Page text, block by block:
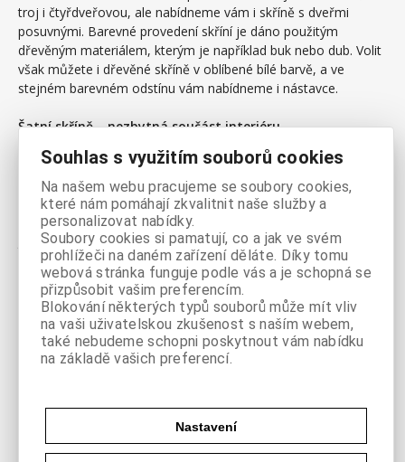
troj i čtyřdveřovou, ale nabídneme vám i skříně s dveřmi
posuvnými. Barevné provedení skříní je dáno použitým
dřevěným materiálem, kterým je například buk nebo dub. Volit
však můžete i dřevěné skříně v oblíbené bílé barvě, a ve
stejném barevném odstínu vám nabídneme i nástavce.
Šatní skříně – nezbytná součást interiéru
S řešením úložného prostoru v ložnici úzce souvisí pořízení
kvalitní skříně, do níž lze uložit spoustu věcí, včetně oblečení. V
naší internetové prodejně najdete i dřevěné skříně vhodné do
předsíně nebo dětského pokoje. Máme pro vás připraveny
šatní skříně různých konstrukcí, barev a dekorů. Volba záleží
jen na vás! Pořídit si můžete například prostornou třídveřovou
skříň (barevné provedení buk), která je vybavena šatní tyčí,
dvěma variabilními policemi a má dvě zásuvky. Na tuto skříň je
možné objednat také nástavec.
Stylové skříně do moderních i klasických interiérů
Preferujete originalitu a nadčasový design? Nabídneme vám
atraktivní čtyřdveřovou skříň, v kombinaci bílého ořechu a
šatní skříň. Výhodou jsou i dvě prostorné zásuvky ve spodní
části nábytku. Pohodlnou manipulaci vám zaručuje skříň s
posuvnými dveřmi, na niž lze také umísit nástavec.
Souhlas s využitím souborů cookies
Na našem webu pracujeme se soubory cookies,
které nám pomáhají zkvalitnit naše služby a
personalizovat nabídky.
Soubory cookies si pamatují, co a jak ve svém
prohlížeči na daném zařízení děláte. Díky tomu
webová stránka funguje podle vás a je schopná se
přizpůsobit vašim preferencím.
Blokování některých typů souborů může mít vliv
na vaši uživatelskou zkušenost s naším webem,
také nebudeme schopni poskytnout vám nabídku
na základě vašich preferencí.
Nastavení